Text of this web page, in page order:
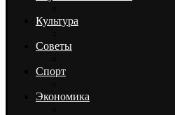
Культура
Советы
Спорт
Экономика